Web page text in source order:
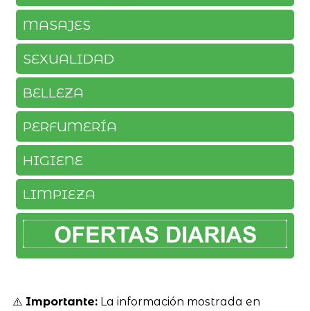
MASAJES
SEXUALIDAD
BELLEZA
PERFUMERÍA
HIGIENE
LIMPIEZA
⚠️ Importante:La información mostrada en